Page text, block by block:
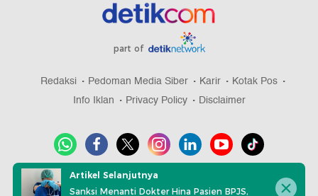
part of
Redaksi Pedoman Media Siber Karir
Kotak Pos
Info Iklan
Privacy Policy Disclaimer
Download aplikasi detikcom
Artikel Selanjutnya
Sanksi Menanti Dokter Hina Pasien BPJS,